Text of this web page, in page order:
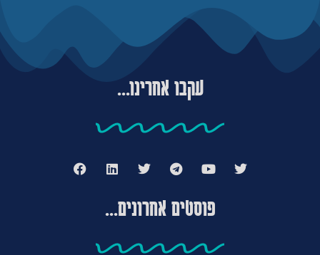
עקבו אחרינו...
פוסטים אחרונים...